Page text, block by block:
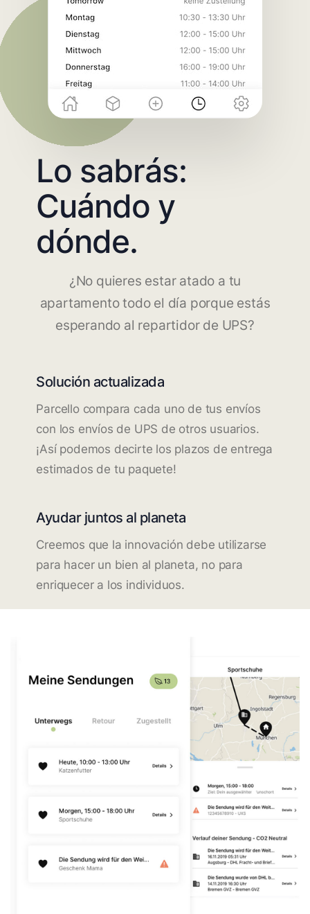
Lo sabrás:
Cuándo y
dónde.
¿No quieres estar atado a tu
apartamento todo el día porque estás
esperando al repartidor de UPS?
Solución actualizada
Parcello compara cada uno de tus envíos
con los envíos de UPS de otros usuarios.
¡Así podemos decirte los plazos de entrega
estimados de tu paquete!
Ayudar juntos al planeta
Creemos que la innovación debe utilizarse
para hacer un bien al planeta, no para
enriquecer a los individuos.